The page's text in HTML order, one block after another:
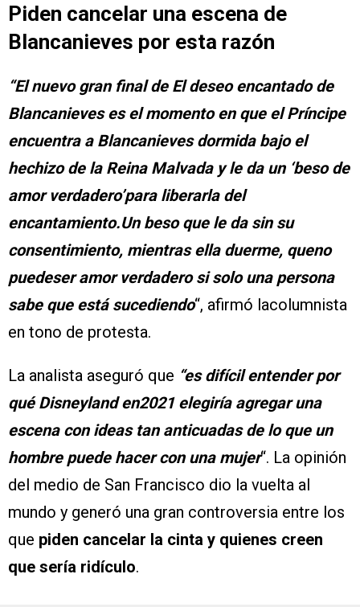
Piden cancelar una escena de
Blancanieves por esta razón
“El nuevo gran final de El deseo encantado de
Blancanieves es el momento en que el Príncipe
encuentra a Blancanieves dormida bajo el
hechizo de la Reina Malvada y le da un ‘beso de
amor verdadero’para liberarla del
encantamiento.Un beso que le da sin su
consentimiento, mientras ella duerme, queno
puedeser amor verdadero si solo una persona
sabe que está sucediendo“, afirmó lacolumnista
en tono de protesta.
La analista aseguró que “es difícil entender por
qué Disneyland en2021 elegiría agregar una
escena con ideas tan anticuadas de lo que un
hombre puede hacer con una mujer“. La opinión
del medio de San Francisco dio la vuelta al
mundo y generó una gran controversia entre los
que piden cancelar la cinta y quienes creen
que sería ridículo.